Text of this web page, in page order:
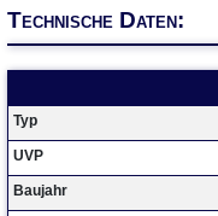
Technische Daten:
Typ
UVP
Baujahr